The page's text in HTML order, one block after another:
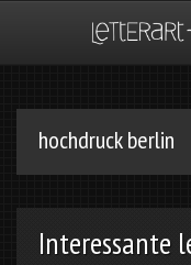
hochdruck berlin
Interessante